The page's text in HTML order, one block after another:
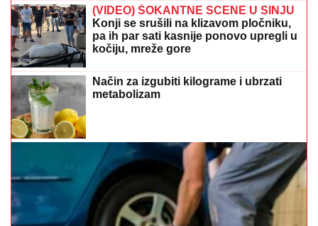
(VIDEO) ŠOKANTNE SCENE U SINJU
Konji se srušili na klizavom pločniku,
pa ih par sati kasnije ponovo upregli u
kočiju, mreže gore
Način za izgubiti kilograme i ubrzati
metabolizam